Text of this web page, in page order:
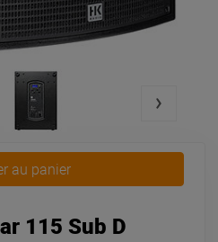
au panier
115 Sub D